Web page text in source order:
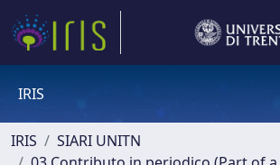
IRIS
IRIS
SIARI UNITN